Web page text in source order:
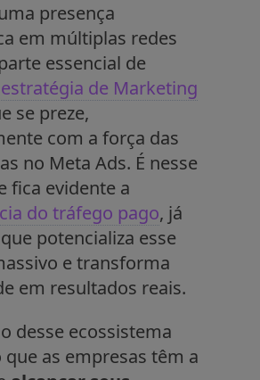
presença
em múltiplas redes
essencial de
estratégia de Marketing
se preze,
com a força das
no Meta Ads. É nesse
fica evidente a
do tráfego pago, já
potencializa esse
e transforma
em resultados reais.
desse ecossistema
as empresas têm a